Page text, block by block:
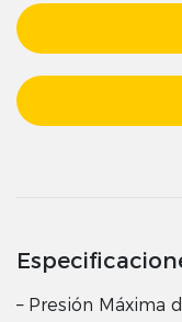
– Presión Máxima